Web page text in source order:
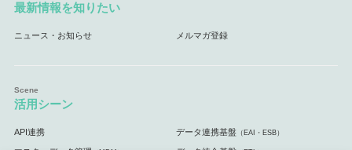
最新情報を知りたい
ニュース・お知らせ メルマガ登録
活用シーン
API連携 データ連携基盤 （EAI・ESB）